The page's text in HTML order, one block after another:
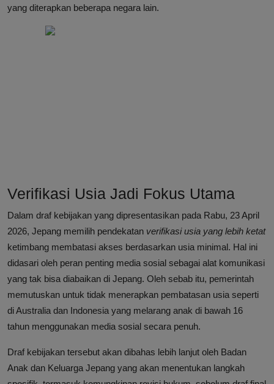
yang diterapkan beberapa negara lain.
Verifikasi Usia Jadi Fokus Utama
Dalam draf kebijakan yang dipresentasikan pada Rabu, 23 April
2026, Jepang memilih pendekatan verifikasi usia yang lebih ketat
ketimbang membatasi akses berdasarkan usia minimal. Hal ini
didasari oleh peran penting media sosial sebagai alat komunikasi
yang tak bisa diabaikan di Jepang. Oleh sebab itu, pemerintah
memutuskan untuk tidak menerapkan pembatasan usia seperti
di Australia dan Indonesia yang melarang anak di bawah 16
tahun menggunakan media sosial secara penuh.
Draf kebijakan tersebut akan dibahas lebih lanjut oleh Badan
Anak dan Keluarga Jepang yang akan menentukan langkah